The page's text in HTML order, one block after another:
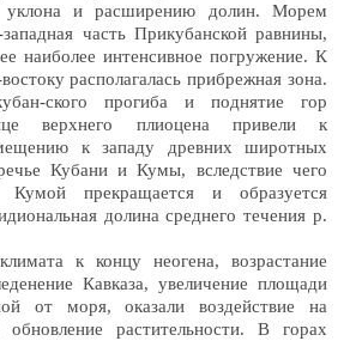
и расширению долин. Морем
часть Прикубанской равнины,
наиболее интенсивное погружение. К
располагалась прибрежная зона.
ского прогиба и поднятие гор
верхнего плиоцена привели к
к западу древних широтных
Кубани и Кумы, вследствие чего
прекращается и образуется
долина среднего течения р.
к концу неогена, возрастание
Кавказа, увеличение площади
от моря, оказали воздействие на
обновление растительности. В горах